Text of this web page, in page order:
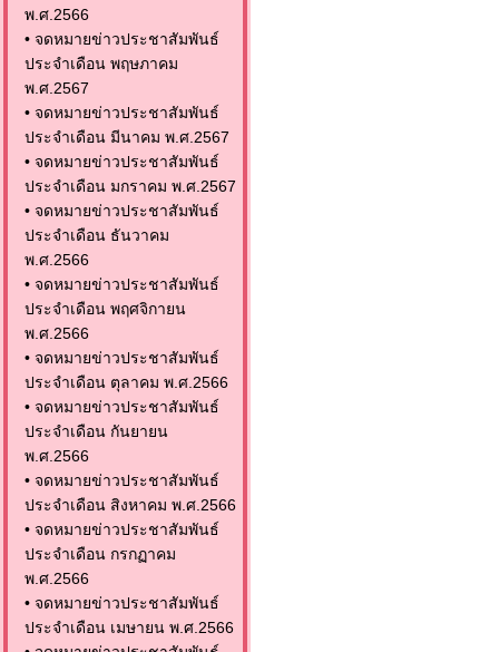
พ.ศ.2566
• จดหมายข่าวประชาสัมพันธ์
ประจำเดือน พฤษภาคม
พ.ศ.2567
• จดหมายข่าวประชาสัมพันธ์
ประจำเดือน มีนาคม พ.ศ.2567
• จดหมายข่าวประชาสัมพันธ์
ประจำเดือน มกราคม พ.ศ.2567
• จดหมายข่าวประชาสัมพันธ์
ประจำเดือน ธันวาคม
พ.ศ.2566
• จดหมายข่าวประชาสัมพันธ์
ประจำเดือน พฤศจิกายน
พ.ศ.2566
• จดหมายข่าวประชาสัมพันธ์
ประจำเดือน ตุลาคม พ.ศ.2566
• จดหมายข่าวประชาสัมพันธ์
ประจำเดือน กันยายน
พ.ศ.2566
• จดหมายข่าวประชาสัมพันธ์
ประจำเดือน สิงหาคม พ.ศ.2566
• จดหมายข่าวประชาสัมพันธ์
ประจำเดือน กรกฏาคม
พ.ศ.2566
• จดหมายข่าวประชาสัมพันธ์
ประจำเดือน เมษายน พ.ศ.2566